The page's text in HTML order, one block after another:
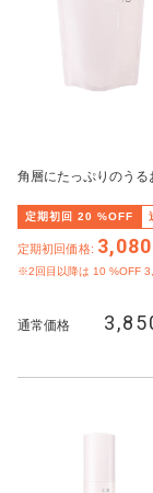
角層にたっぷりのうる
定期初回 20 %OFF
定期初回価格: 3,080
※2回目以降は 10 %OFF
通常価格